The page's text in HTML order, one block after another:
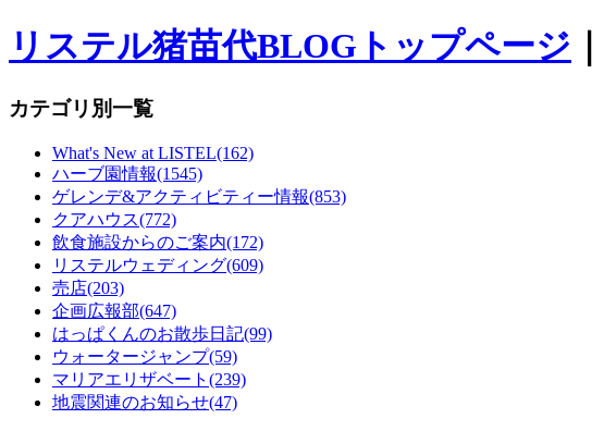
リステル猪苗代BLOGトップページ
カテゴリ別一覧
What's New at LISTEL(162)
ハーブ園情報(1545)
ゲレンデ&アクティビティー情報(853)
クアハウス(772)
飲食施設からのご案内(172)
リステルウェディング(609)
売店(203)
企画広報部(647)
はっぱくんのお散歩日記(99)
ウォータージャンプ(59)
マリアエリザベート(239)
地震関連のお知らせ(47)